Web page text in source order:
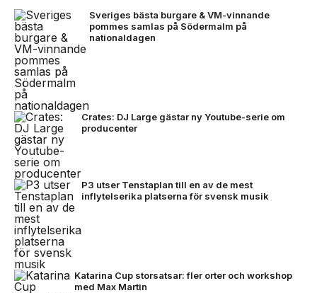
Sveriges bästa burgare & VM-vinnande
pommes samlas på Södermalm på
nationaldagen
Crates: DJ Large gästar ny Youtube-serie om
producenter
P3 utser Tenstaplan till en av de mest
inflytelserika platserna för svensk musik
Katarina Cup storsatsar: fler orter och workshop
med Max Martin